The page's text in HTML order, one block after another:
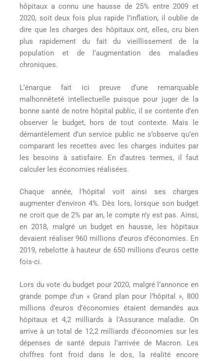
hôpitaux a connu une hausse de 25% entre 2009 et
2020, soit deux fois plus rapide l’inflation, il oublie de
dire que les charges des hôpitaux ont, elles, cru bien
plus rapidement du fait du vieillissement de la
population et de l’augmentation des maladies
chroniques.
L’énarque fait ici preuve d’une remarquable
malhonnêteté intellectuelle puisque pour juger de la
bonne santé de notre hôpital public, il se contente d’en
observer le budget, hors de tout contexte. Mais le
démantèlement d’un service public ne s’observe qu’en
comparant les recettes avec les charges induites par
les besoins à satisfaire. En d’autres termes, il faut
calculer les économies réalisées.
Chaque année, l’hôpital voit ainsi ses charges
augmenter d’environ 4%. Dès lors, lorsque son budget
ne croit que de 2% par an, le compte n’y est pas. Ainsi,
en 2018, malgré un budget en hausse, les hôpitaux
devaient réaliser 960 millions d’euros d’économies. En
2019, rebelotte à hauteur de 650 millions d’euros cette
fois-ci.
Lors du vote du budget pour 2020, malgré l’annonce en
grande pompe d’un « Grand plan pour l’hôpital », 800
millions d’euros d’économies étaient demandés aux
hôpitaux et 4,2 milliards à l’Assurance maladie. On
arrive à un total de 12,2 milliards d’économies sur les
dépenses de santé depuis l’arrivée de Macron. Les
chiffres font froid dans le dos, la réalité encore